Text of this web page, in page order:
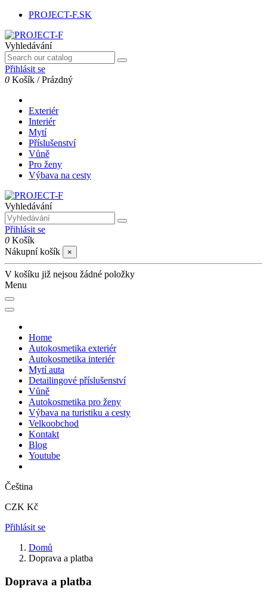
PROJECT-F.SK
Vyhledávání
Přihlásit se
0 Košík /Prázdný
Exteriér
Interiér
Mytí
Příslušenství
Vůně
Pro ženy
Výbava na cesty
Vyhledávání
Přihlásit se
0 Košík
Nákupní košík
×
V košíku již nejsou žádné položky
Menu
Home
Autokosmetika exteriér
Autokosmetika interiér
Mytí auta
Detailingové příslušenství
Vůně
Autokosmetika pro ženy
Výbava na turistiku a cesty
Velkoobchod
Kontakt
Blog
Youtube
Čeština
CZK Kč
Přihlásit se
Domů
Doprava a platba
Doprava a platba